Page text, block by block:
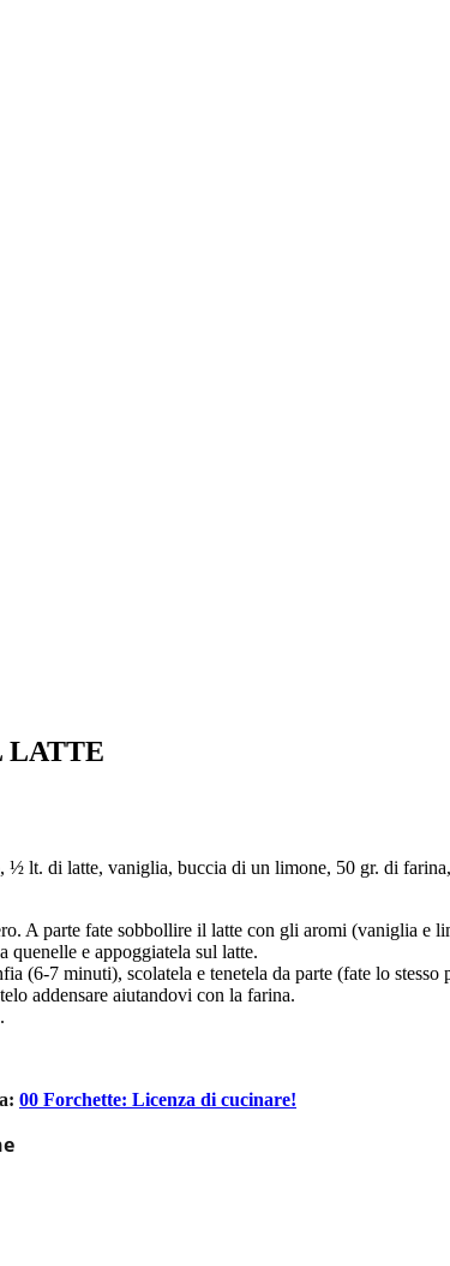
LATTE
½ lt. di latte, vaniglia, buccia di un limone, 50 gr. di
A parte fate sobbollire il latte con gli aromi (vaniglia e
quenelle e appoggiatela sul latte.
(6-7 minuti), scolatela e tenetela da parte (fate lo stesso
addensare aiutandovi con la farina.
00 Forchette: Licenza di cucinare!